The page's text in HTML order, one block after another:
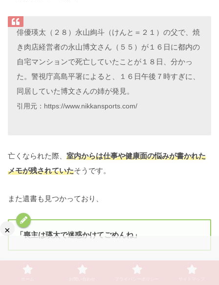
俳優瑛太（２８）永山絢斗（けんと＝２１）の父で、焼
き肉店経営者の永山博文さん（５５）が１６日に都内の
自宅マンションで死亡していたことが１８日、分かっ
た。警視庁高島平署によると、１６日午後７時すぎに、
同居していた博文さんの姉が発見。
引用元：https://www.nikkansports.com/
亡くなられた際、 室内からは仕事や健康面の悩みが書かれた
メモが残されていたそうです。
また遺書も見つかっており、
「喪主は瑛太で迷惑かけてごめんね」
と書かれていたそうです。
×